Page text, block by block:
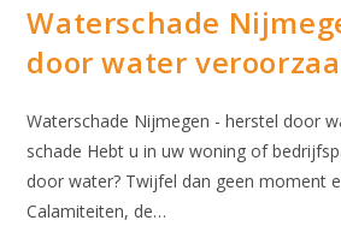
Waterschade
door water
Waterschade Nijmegen - herstel door
schade Hebt u in uw woning of
door water? Twijfel dan geen moment
Calamiteiten, de…